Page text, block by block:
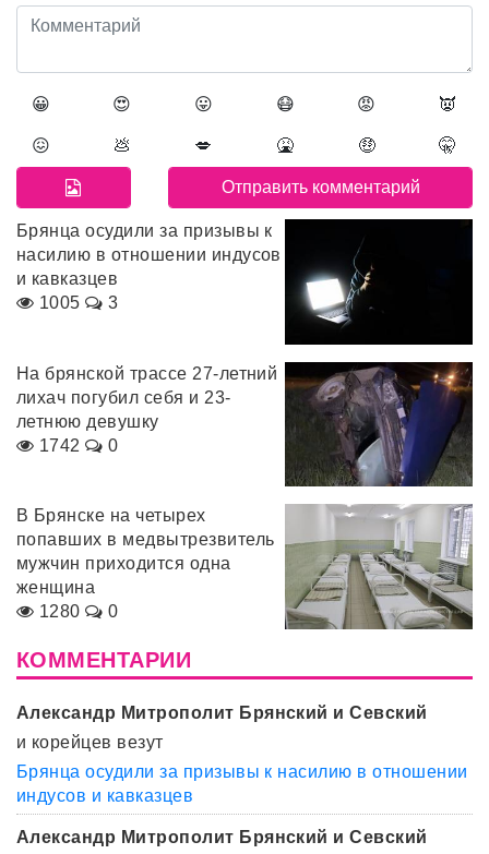
😀 😍 😛 😷 😡 👿
😖 💩 💋 🤮 🤑 🤫
Брянца осудили за призывы к
насилию в отношении индусов
и кавказцев
1005
3
На брянской трассе 27-летний
лихач погубил себя и 23-
летнюю девушку
1742
0
В Брянске на четырех
попавших в медвытрезвитель
мужчин приходится одна
женщина
1280
0
КОММЕНТАРИИ
Александр Митрополит Брянский и Севский
и корейцев везут
Брянца осудили за призывы к насилию в отношении
индусов и кавказцев
Александр Митрополит Брянский и Севский